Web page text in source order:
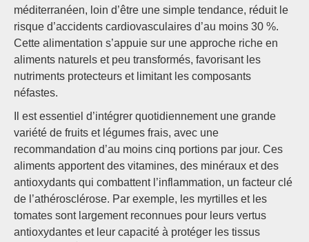
méditerranéen, loin d’être une simple tendance, réduit le
risque d’accidents cardiovasculaires d’au moins 30 %.
Cette alimentation s’appuie sur une approche riche en
aliments naturels et peu transformés, favorisant les
nutriments protecteurs et limitant les composants
néfastes.
Il est essentiel d’intégrer quotidiennement une grande
variété de fruits et légumes frais, avec une
recommandation d’au moins cinq portions par jour. Ces
aliments apportent des vitamines, des minéraux et des
antioxydants qui combattent l’inflammation, un facteur clé
de l’athérosclérose. Par exemple, les myrtilles et les
tomates sont largement reconnues pour leurs vertus
antioxydantes et leur capacité à protéger les tissus